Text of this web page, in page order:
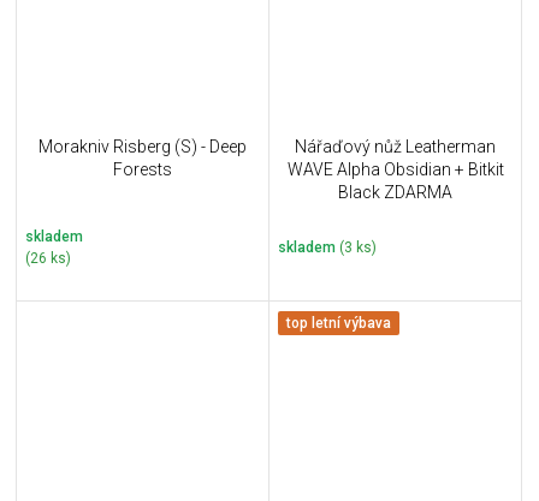
Morakniv Risberg (S) - Deep
Forests
skladem
(26 ks)
Nářaďový nůž Leatherman
WAVE Alpha Obsidian + Bitkit
Black ZDARMA
skladem (3 ks)
top letní výbava